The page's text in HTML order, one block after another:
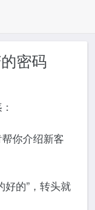
密码
你介绍新客
好的”，转头就